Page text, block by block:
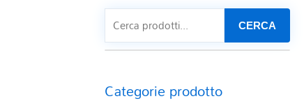
CERCA
Categorie prodotto